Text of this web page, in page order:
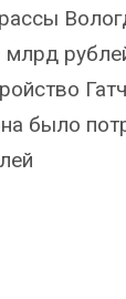
млрд
было